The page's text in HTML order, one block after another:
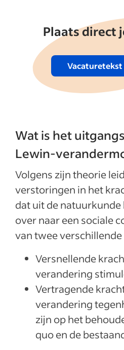
Plaats direct
Wat is het
Lewin-
Volgens zijn theorie
verstoringen in het
dat uit de
over naar een sociale
van twee
Versnellende
verandering
Vertragende
verandering
zijn op het
quo en de